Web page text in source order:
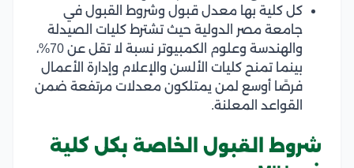
كل كلية بها معدل قبول وشروط القبول في
جامعة مصر الدولية حيث تشترط كليات الصيدلة
والهندسة وعلوم الكمبيوتر نسبة لا تقل عن 70%،
بينما تمنح كليات الألسن والإعلام وإدارة الأعمال
فرصًا أوسع لمن يمتلكون معدلات مرتفعة ضمن
القواعد المعلنة.
شروط القبول الخاصة بكل كلية